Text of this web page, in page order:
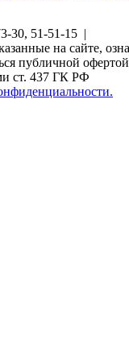
30, 51-51-15 |
на сайте,
публичной
ст. 437 ГК РФ